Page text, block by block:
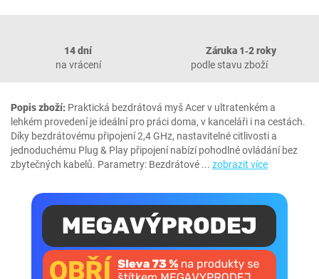
14 dní
na vrácení
Záruka 1‐2 roky
podle stavu zboží
Popis zboží: Praktická bezdrátová myš Acer v ultratenkém a
lehkém provedení je ideální pro práci doma, v kanceláři i na cestách.
Díky bezdrátovému připojení 2,4 GHz, nastavitelné citlivosti a
jednoduchému Plug & Play připojení nabízí pohodlné ovládání bez
zbytečných kabelů. Parametry: Bezdrátové ... zobrazit více